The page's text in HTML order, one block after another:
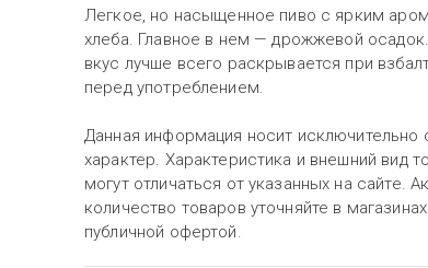
Легкое, но насыщенное пиво с ярким
хлеба. Главное в нем — дрожжевой
вкус лучше всего раскрывается при
перед употреблением.
Данная информация носит исключительно
характер. Характеристика и внешний вид
могут отличаться от указанных на сайте.
количество товаров уточняйте в
публичной офертой.